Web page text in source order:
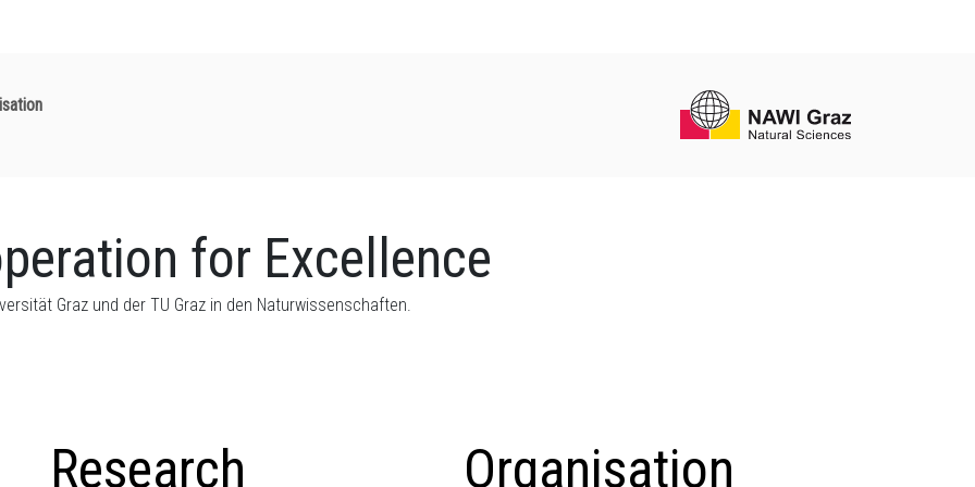
for Excellence
Graz und der TU Graz in den Naturwissenschaften.
Research Organisation